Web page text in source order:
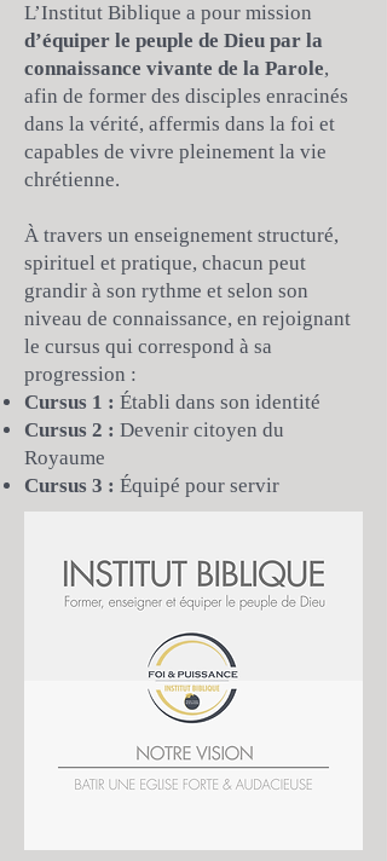
L’Institut Biblique a pour mission
d’équiper le peuple de Dieu par la
connaissance vivante de la Parole,
afin de former des disciples enracinés
dans la vérité, affermis dans la foi et
capables de vivre pleinement la vie
chrétienne.
À travers un enseignement structuré,
spirituel et pratique, chacun peut
grandir à son rythme et selon son
niveau de connaissance, en rejoignant
le cursus qui correspond à sa
progression :
Cursus 1 : Établi dans son identité
Cursus 2 : Devenir citoyen du
Royaume
Cursus 3 : Équipé pour servir